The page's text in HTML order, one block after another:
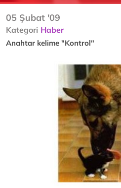
05 Şubat '09
Kategori Haber
Anahtar kelime "Kontrol"